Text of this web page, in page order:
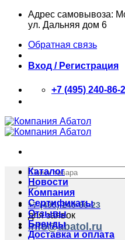
Skip
Адрес самовывоза:
ул. Дальняя дом 6
Обратная связь
Вход / Регистрация
+7 (495) 240-86-
Искать:
+7 (495) 240-86-23
для заявок
info@abatol.ru
Каталог
Новости
Компания
Сертификаты
Отзывы
Бренды
Доставка и оплата